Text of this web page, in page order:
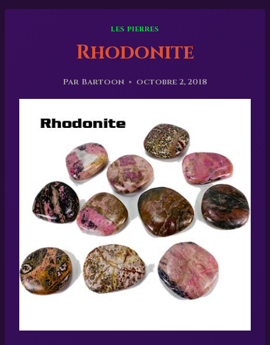
LES PIERRES
Rhodonite
Par Bartoon octobre 2, 2018